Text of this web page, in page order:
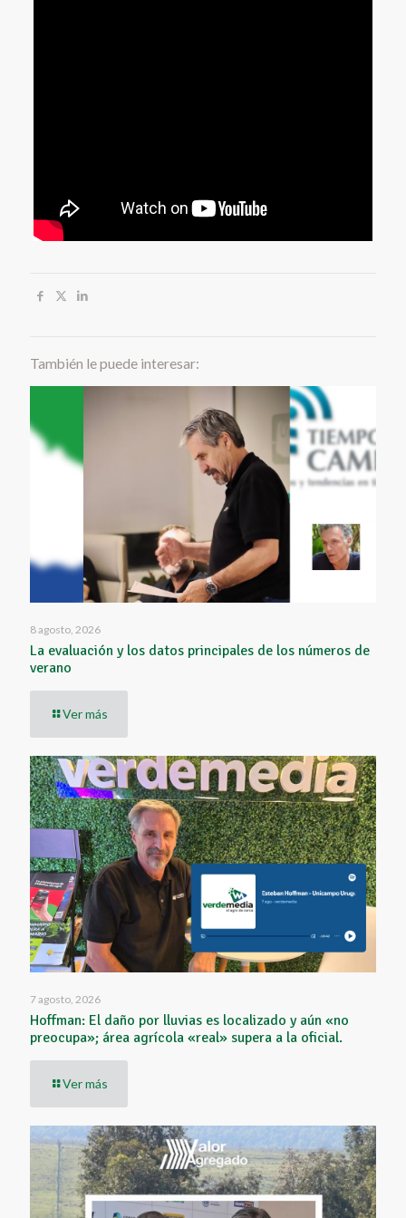
También le puede interesar:
8 agosto, 2026
La evaluación y los datos principales de los números de
verano
Ver más
7 agosto, 2026
Hoffman: El daño por lluvias es localizado y aún «no
preocupa»; área agrícola «real» supera a la oficial.
Ver más